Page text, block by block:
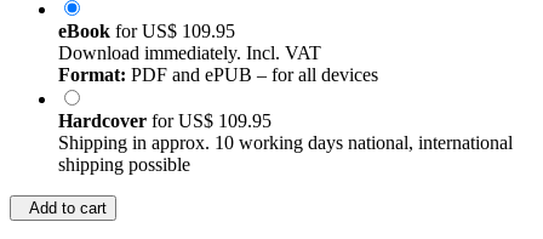
eBook forUS$ 109.95
Download immediately. Incl. VAT
Format: PDF and ePUB – for all devices
Hardcover forUS$ 109.95
Shipping in approx. 10 working days national, international
shipping possible
Add to cart